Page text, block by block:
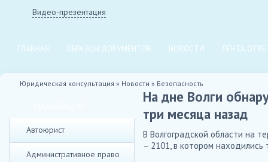
Видео-презентация
ГЛАВНАЯ ОБРАЗЦЫ ДОКУМЕНТОВ НОВОСТИ ЛЕНТА
Юридическая консультация » Новости » Безопасность
Автоюрист
Административное право
На дне Волги
три месяца назад
В Волгоградской области на
– 2101, в котором